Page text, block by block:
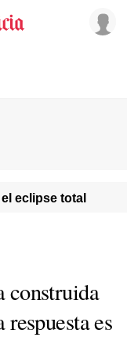
eclipse total
construida
es